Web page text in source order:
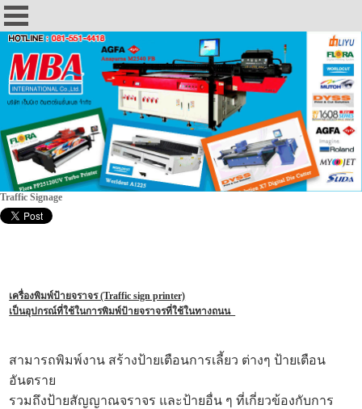
Traffic Signage
เครื่องพิมพ์ป้ายจราจร (Traffic sign printer)
เป็นอุปกรณ์ที่ใช้ในการพิมพ์ป้ายจราจรที่ใช้ในทางถนน
สามารถพิมพ์งาน สร้างป้ายเตือนการเลี้ยว ต่างๆ ป้ายเตือน
อันตราย
รวมถึงป้ายสัญญาณจราจร และป้ายอื่น ๆ ที่เกี่ยวข้องกับการ